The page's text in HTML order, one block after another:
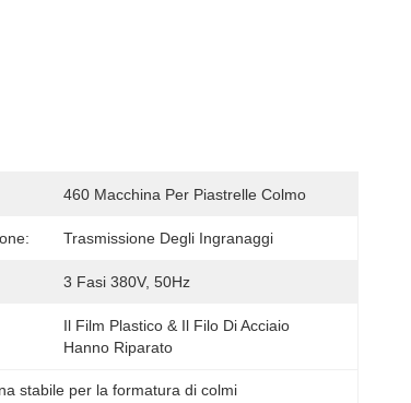
460 Macchina Per Piastrelle Colmo
Trasmissione Degli Ingranaggi
3 Fasi 380V, 50Hz
Il Film Plastico & Il Filo Di Acciaio
Hanno Riparato
stabile per la formatura di colmi